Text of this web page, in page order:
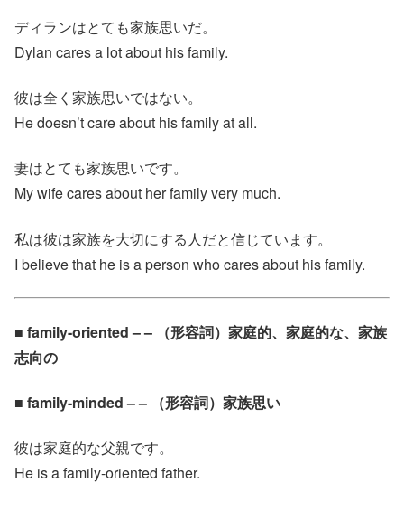
ディランはとても家族思いだ。
Dylan cares a lot about his family.
彼は全く家族思いではない。
He doesn’t care about his family at all.
妻はとても家族思いです。
My wife cares about her family very much.
私は彼は家族を大切にする人だと信じています。
I believe that he is a person who cares about his family.
■ family-oriented – – （形容詞）家庭的、家庭的な、家族
志向の
■ family-minded – – （形容詞）家族思い
彼は家庭的な父親です。
He is a family-oriented father.